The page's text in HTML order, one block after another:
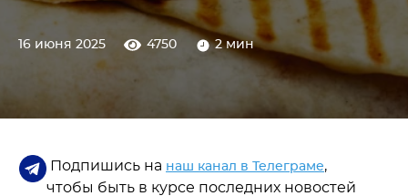
16 июня 2025 4750 2 мин
Подпишись на наш канал в Телеграме,
чтобы быть в курсе последних новостей